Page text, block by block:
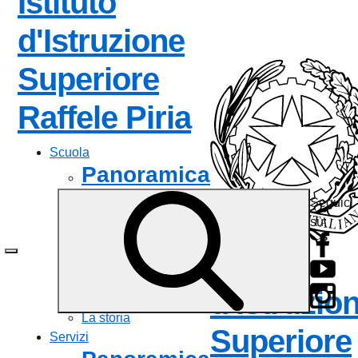
d'Istruzione
Superiore
Raffele Piria— Visita la
Scuola
Panoramica
Presentazione
Le persone
I numeri della scuola
Le carte della scuola
La storia
Servizi
Istituto
Superiore
Seguici
su: